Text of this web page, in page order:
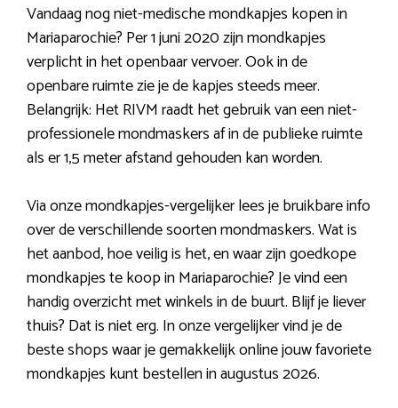
Vandaag nog niet-medische mondkapjes kopen in
Mariaparochie? Per 1 juni 2020 zijn mondkapjes
verplicht in het openbaar vervoer. Ook in de
openbare ruimte zie je de kapjes steeds meer.
Belangrijk: Het RIVM raadt het gebruik van een niet-
professionele mondmaskers af in de publieke ruimte
als er 1,5 meter afstand gehouden kan worden.
Via onze mondkapjes-vergelijker lees je bruikbare info
over de verschillende soorten mondmaskers. Wat is
het aanbod, hoe veilig is het, en waar zijn goedkope
mondkapjes te koop in Mariaparochie? Je vind een
handig overzicht met winkels in de buurt. Blijf je liever
thuis? Dat is niet erg. In onze vergelijker vind je de
beste shops waar je gemakkelijk online jouw favoriete
mondkapjes kunt bestellen in augustus 2026.